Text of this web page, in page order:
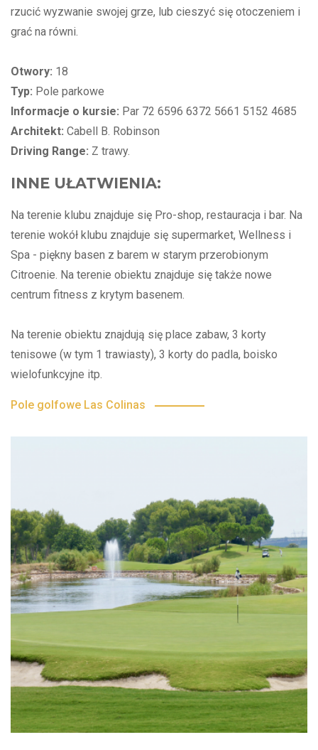
rzucić wyzwanie swojej grze, lub cieszyć się otoczeniem i
grać na równi.
Otwory: 18
Typ: Pole parkowe
Informacje o kursie: Par 72 6596 6372 5661 5152 4685
Architekt: Cabell B. Robinson
Driving Range: Z trawy.
INNE UŁATWIENIA:
Na terenie klubu znajduje się Pro-shop, restauracja i bar. Na
terenie wokół klubu znajduje się supermarket, Wellness i
Spa - piękny basen z barem w starym przerobionym
Citroenie. Na terenie obiektu znajduje się także nowe
centrum fitness z krytym basenem.
Na terenie obiektu znajdują się place zabaw, 3 korty
tenisowe (w tym 1 trawiasty), 3 korty do padla, boisko
wielofunkcyjne itp.
Pole golfowe Las Colinas